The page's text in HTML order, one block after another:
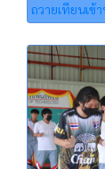
ถวายเทียนเข้